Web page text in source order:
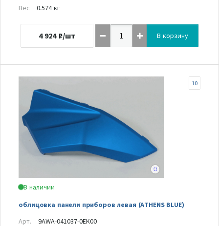
Вес
0.574 кг
4 924 ₽/шт В корзину
В наличии
облицовка панели приборов левая (ATHENS BLUE)
10
Арт.
9AWA-041037-0EK00